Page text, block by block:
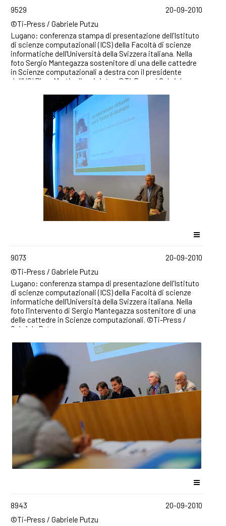
9529
20-09-2010
©Ti-Press / Gabriele Putzu
Lugano: conferenza stampa di presentazione dell'Istituto
di scienze computazionali (ICS) della Facoltà di scienze
informatiche dell'Università della Svizzera italiana. Nella
foto Sergio Mantegazza sostenitore di una delle cattedre
in Scienze computazionali a destra con il presidente
dell'USI Piero Martinoli a sinistra. ©Ti-Press / Gabriele
9073
20-09-2010
©Ti-Press / Gabriele Putzu
Lugano: conferenza stampa di presentazione dell'Istituto
di scienze computazionali (ICS) della Facoltà di scienze
informatiche dell'Università della Svizzera italiana. Nella
foto l'intervento di Sergio Mantegazza sostenitore di una
delle cattedre in Scienze computazionali. ©Ti-Press /
Gabriele Putzu
8943
20-09-2010
©Ti-Press / Gabriele Putzu